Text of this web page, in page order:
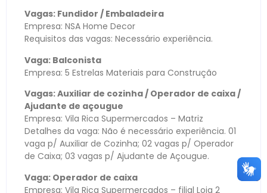
Vagas: Fundidor / Embaladeira
Empresa: NSA Home Decor
Requisitos das vagas: Necessário experiência.
Vaga: Balconista
Empresa: 5 Estrelas Materiais para Construção
Vagas: Auxiliar de cozinha / Operador de caixa /
Ajudante de açougue
Empresa: Vila Rica Supermercados – Matriz
Detalhes da vaga: Não é necessário experiência. 01
vaga p/ Auxiliar de Cozinha; 02 vagas p/ Operador
de Caixa; 03 vagas p/ Ajudante de Açougue.
Vaga: Operador de caixa
Empresa: Vila Rica Supermercados – filial Loja 2